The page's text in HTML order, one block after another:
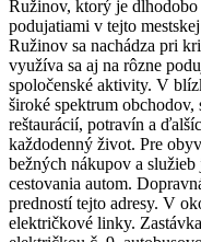
Ružinov, ktorý je
podujatiami v tejto
Ružinov sa nachádza pri
využíva sa aj na rôzne
spoločenské aktivity. V
široké spektrum
reštaurácií, potravín a
každodenný život. Pre
bežných nákupov a
cestovania autom.
predností tejto adresy. V
električkové linky.